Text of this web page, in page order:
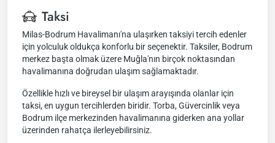
Taksi
Milas-Bodrum Havalimanı'na ulaşırken taksiyi tercih edenler
için yolculuk oldukça konforlu bir seçenektir. Taksiler, Bodrum
merkez başta olmak üzere Muğla'nın birçok noktasından
havalimanına doğrudan ulaşım sağlamaktadır.
Özellikle hızlı ve bireysel bir ulaşım arayışında olanlar için
taksi, en uygun tercihlerden biridir. Torba, Güvercinlik veya
Bodrum ilçe merkezinden havalimanına giderken ana yollar
üzerinden rahatça ilerleyebilirsiniz.